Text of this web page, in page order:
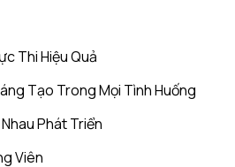
Thi Hiệu Quả
Tạo Trong Mọi Tình Huống
Phát Triển
Viên